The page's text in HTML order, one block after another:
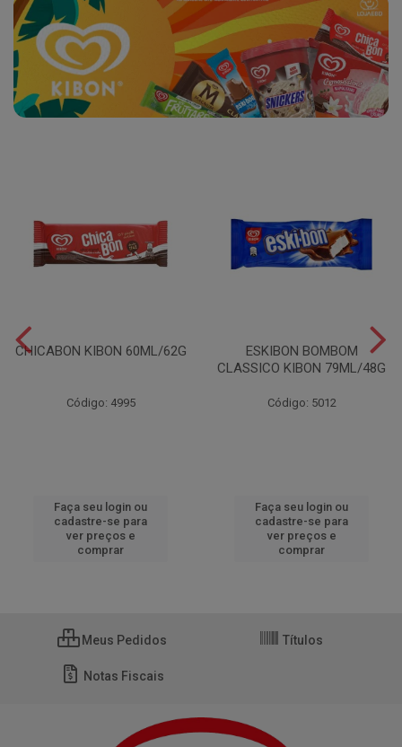
CHICABON KIBON 60ML/62G
Código: 4995
Faça seu login ou
cadastre-se para
ver preços e
comprar
ESKIBON BOMBOM
CLASSICO KIBON 79ML/48G
Código: 5012
Faça seu login ou
cadastre-se para
ver preços e
comprar
Meus Pedidos Títulos
Notas Fiscais